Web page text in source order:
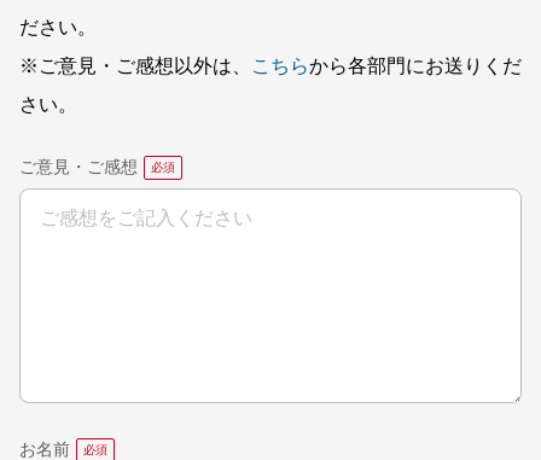
ださい。
※ご意見・ご感想以外は、
こちらから各部門にお送りくだ
さい。
ご意見・ご感想
お名前